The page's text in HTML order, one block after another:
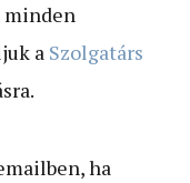
minden
a Szolgatárs
ha